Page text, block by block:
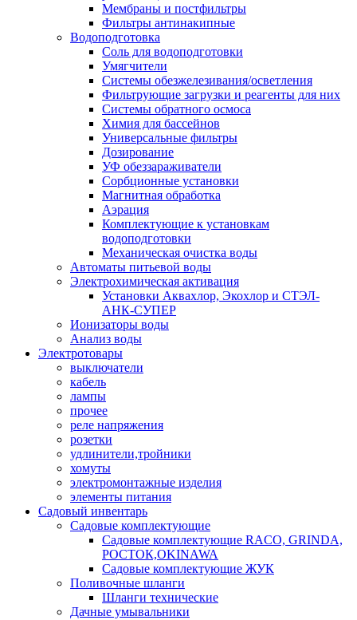
Мембраны и постфильтры
Фильтры антинакипные
Водоподготовка
Соль для водоподготовки
Умягчители
Системы обезжелезивания/осветления
Фильтрующие загрузки и реагенты для них
Системы обратного осмоса
Химия для бассейнов
Универсальные фильтры
Дозирование
УФ обеззараживатели
Сорбционные установки
Магнитная обработка
Аэрация
Комплектующие к установкам
водоподготовки
Механическая очистка воды
Автоматы питьевой воды
Электрохимическая активация
Установки Аквахлор, Экохлор и СТЭЛ-
АНК-СУПЕР
Ионизаторы воды
Анализ воды
Электротовары
выключатели
кабель
лампы
прочее
реле напряжения
розетки
удлинители,тройники
хомуты
электромонтажные изделия
элементы питания
Садовый инвентарь
Садовые комплектующие
Садовые комплектующие RACO, GRINDA,
РОСТОК,OKINAWA
Садовые комплектующие ЖУК
Поливочные шланги
Шланги технические
Дачные умывальники